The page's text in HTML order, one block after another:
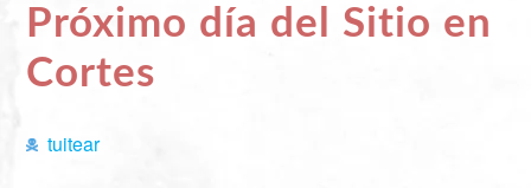
Próximo día del Sitio en
Cortes
tuitear